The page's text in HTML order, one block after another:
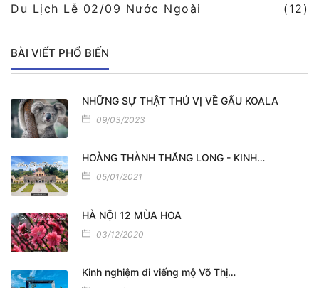
Du Lịch Lễ 02/09 Nước Ngoài
(12)
BÀI VIẾT PHỔ BIẾN
NHỮNG SỰ THẬT THÚ VỊ VỀ GẤU KOALA
09/03/2023
HOÀNG THÀNH THĂNG LONG - KINH…
05/01/2021
HÀ NỘI 12 MÙA HOA
03/12/2020
Kinh nghiệm đi viếng mộ Võ Thị…